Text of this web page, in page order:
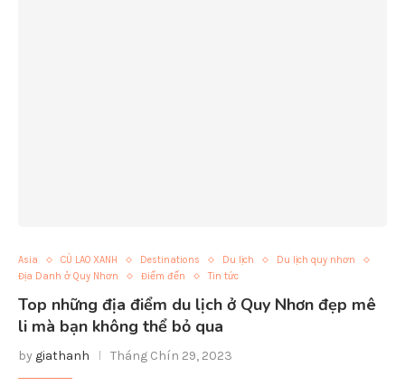
Asia CÙ LAO XANH Destinations Du lịch
Du lịch quy nhơn
Địa Danh ở Quy Nhơn
Điểm đến Tin tức
Top những địa điểm du lịch ở Quy Nhơn đẹp mê
li mà bạn không thể bỏ qua
by giathanh Tháng Chín 29, 2023